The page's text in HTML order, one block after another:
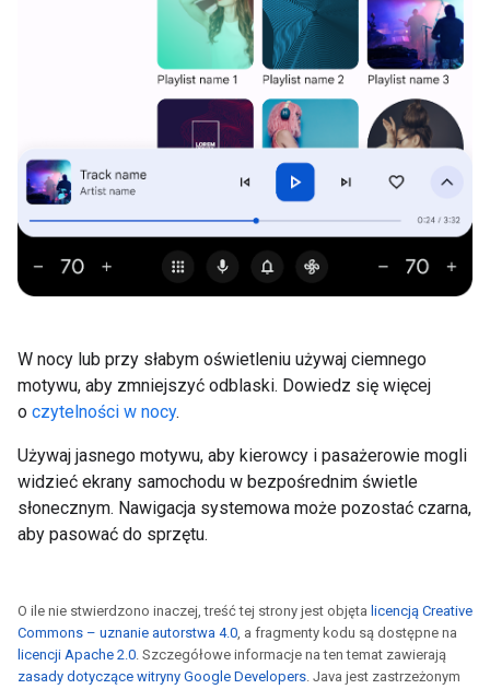
W nocy lub przy słabym oświetleniu używaj ciemnego
motywu, aby zmniejszyć odblaski. Dowiedz się więcej
o czytelności w nocy.
Używaj jasnego motywu, aby kierowcy i pasażerowie mogli
widzieć ekrany samochodu w bezpośrednim świetle
słonecznym. Nawigacja systemowa może pozostać czarna,
aby pasować do sprzętu.
O ile nie stwierdzono inaczej, treść tej strony jest objęta licencją Creative
Commons – uznanie autorstwa 4.0, a fragmenty kodu są dostępne na
licencji Apache 2.0. Szczegółowe informacje na ten temat zawierają
zasady dotyczące witryny Google Developers. Java jest zastrzeżonym